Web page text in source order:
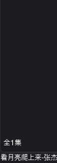
全1集
看月亮爬上来-张杰